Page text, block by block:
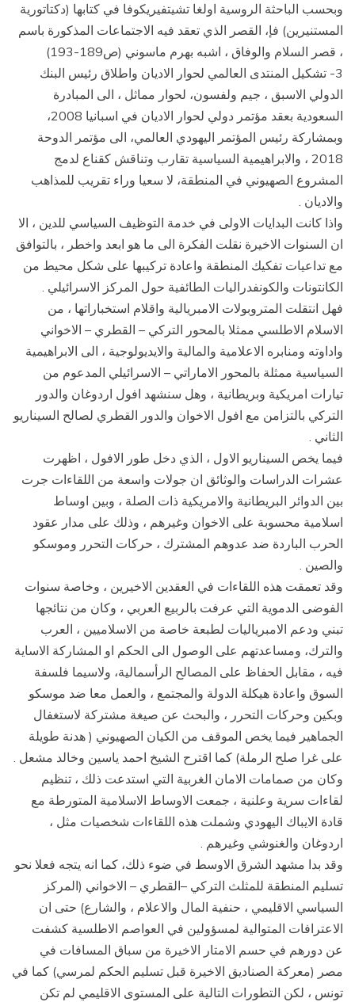
وبحسب الباحثة الروسية اولغا تشيتفيريكوفا في كتابها (دكتاتورية
المستنيرين) فإ، القصر الذي تعقد فيه الاجتماعات المذكورة باسم
، قصر السلام والوفاق ، اشبه بهرم ماسوني (ص189-193)
3- تشكيل المنتدى العالمي لحوار الاديان واطلاق رئيس البنك
الدولي الاسبق ، جيم ولفسون، لحوار مماثل ، الى المبادرة
السعودية بعقد مؤتمر دولي لحوار الاديان في اسبانيا 2008،
وبمشاركة رئيس المؤتمر اليهودي العالمي، الى مؤتمر الدوحة
2018 ، والابراهيمية السياسية تقارب وتناقش كقناع لدمج
المشروع الصهيوني في المنطقة، لا سعيا وراء تقريب للمذاهب
والاديان .
واذا كانت البدايات الاولى في خدمة التوظيف السياسي للدين ، الا
ان السنوات الاخيرة نقلت الفكرة الى ما هو ابعد واخطر ، بالتوافق
مع تداعيات تفكيك المنطقة واعادة تركيبها على شكل محيط من
الكانتونات والكونفدراليات الطائفية حول المركز الاسرائيلي .
فهل انتقلت المتروبولات الامبريالية واقلام استخباراتها ، من
الاسلام الاطلسي ممثلا بالمحور التركي – القطري – الاخواني
واداوته ومنابره الاعلامية والمالية والايديولوجية ، الى الابراهيمية
السياسية ممثلة بالمحور الاماراتي – الاسرائيلي المدعوم من
تيارات امريكية وبريطانية ، وهل سنشهد افول اردوغان والدور
التركي بالتزامن مع افول الاخوان والدور القطري لصالح السيناريو
الثاني .
فيما يخص السيناريو الاول ، الذي دخل طور الافول ، اظهرت
عشرات الدراسات والوثائق ان جولات واسعة من اللقاءات جرت
بين الدوائر البريطانية والامريكية ذات الصلة ، وبين اوساط
اسلامية محسوبة على الاخوان وغيرهم ، وذلك على مدار عقود
الحرب الباردة ضد عدوهم المشترك ، حركات التحرر وموسكو
والصين .
وقد تعمقت هذه اللقاءات في العقدين الاخيرين ، وخاصة سنوات
الفوضى الدموية التي عرفت بالربيع العربي ، وكان من نتائجها
تبني ودعم الامبرياليات لطبعة خاصة من الاسلاميين ، العرب
والترك، ومساعدتهم على الوصول الى الحكم او المشاركة الاساية
فيه ، مقابل الحفاظ على المصالح الرأسمالية، ولاسيما فلسفة
السوق واعادة هيكلة الدولة والمجتمع ، والعمل معا ضد موسكو
وبكين وحركات التحرر ، والبحث عن صيغة مشتركة لاستغفال
الجماهير فيما يخص الموقف من الكيان الصهيوني ( هدنة طويلة
على غرا صلح الرملة) كما اقترح الشيخ احمد ياسين وخالد مشعل .
وكان من صمامات الامان الغربية التي استدعت ذلك ، تنظيم
لقاءات سرية وعلنية ، جمعت الاوساط الاسلامية المتورطة مع
قادة الايباك اليهودي وشملت هذه اللقاءات شخصيات مثل ،
اردوغان والغنوشي وغيرهم .
وقد بدا مشهد الشرق الاوسط في ضوء ذلك، كما انه يتجه فعلا نحو
تسليم المنطقة للمثلث التركي –القطري – الاخواني (المركز
السياسي الاقليمي ، حنفية المال والاعلام ، والشارع) حتى ان
الاعترافات المتوالية لمسؤولين في العواصم الاطلسية كشفت
عن دورهم في حسم الامتار الاخيرة من سباق المسافات في
مصر (معركة الصناديق الاخيرة قبل تسليم الحكم لمرسي) كما في
تونس ، لكن التطورات التالية على المستوى الاقليمي لم تكن